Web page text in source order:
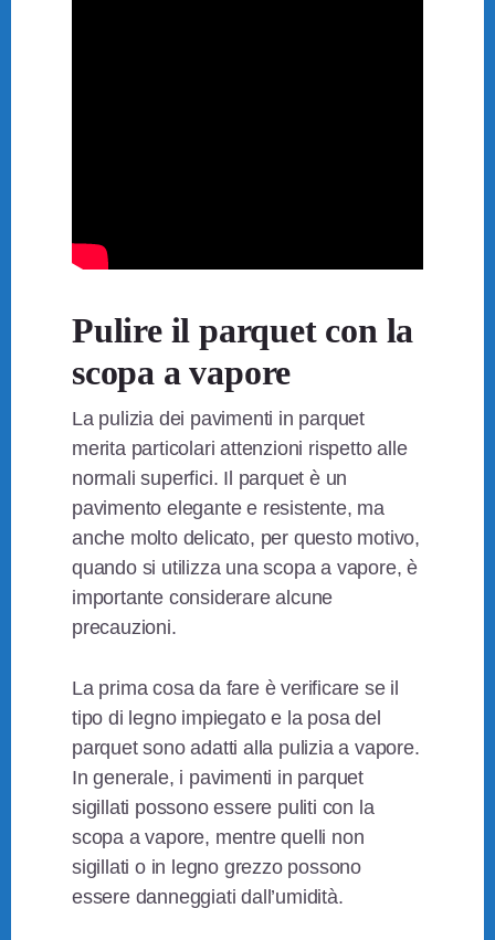
Pulire il parquet con la
scopa a vapore
La pulizia dei pavimenti in parquet
merita particolari attenzioni rispetto alle
normali superfici. Il parquet è un
pavimento elegante e resistente, ma
anche molto delicato, per questo motivo,
quando si utilizza una scopa a vapore, è
importante considerare alcune
precauzioni.
La prima cosa da fare è verificare se il
tipo di legno impiegato e la posa del
parquet sono adatti alla pulizia a vapore.
In generale, i pavimenti in parquet
sigillati possono essere puliti con la
scopa a vapore, mentre quelli non
sigillati o in legno grezzo possono
essere danneggiati dall’umidità.